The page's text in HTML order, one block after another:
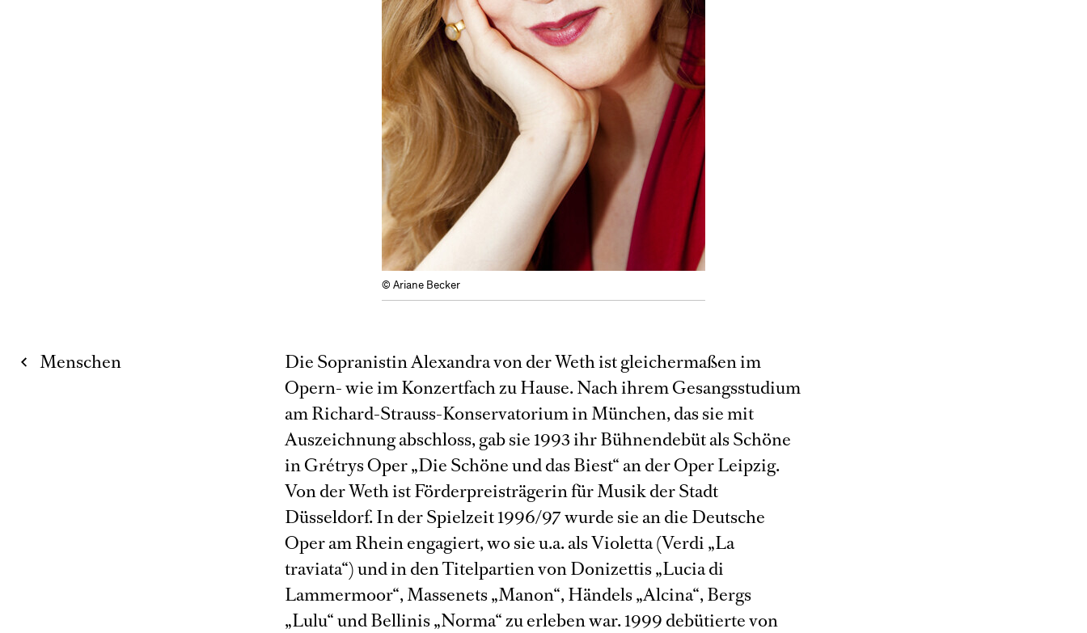
© Ariane Becker
Menschen
Die Sopranistin Alexandra von der Weth ist gleichermaßen im
Opern- wie im Konzertfach zu Hause. Nach ihrem Gesangsstudium
am Richard-Strauss-Konservatorium in München, das sie mit
Auszeichnung abschloss, gab sie 1993 ihr Bühnendebüt als Schöne
in Grétrys Oper „Die Schöne und das Biest“ an der Oper Leipzig.
Von der Weth ist Förderpreisträgerin für Musik der Stadt
Düsseldorf. In der Spielzeit 1996/97 wurde sie an die Deutsche
Oper am Rhein engagiert, wo sie u.a. als Violetta (Verdi „La
traviata“) und in den Titelpartien von Donizettis „Lucia di
Lammermoor“, Massenets „Manon“, Händels „Alcina“, Bergs
„Lulu“ und Bellinis „Norma“ zu erleben war. 1999 debütierte von